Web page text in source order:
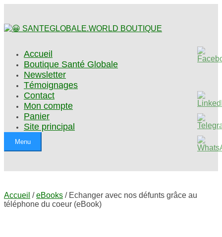
Accueil
Boutique Santé Globale
Newsletter
Témoignages
Contact
Mon compte
Panier
Site principal
Menu
Accueil /eBooks / Echanger avec nos défunts grâce au
téléphone du coeur (eBook)